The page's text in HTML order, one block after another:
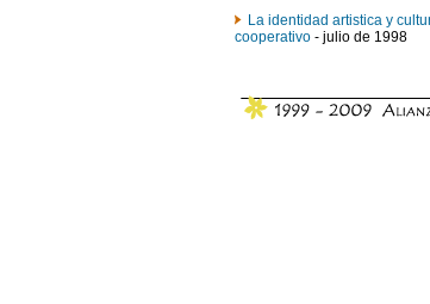
La identidad artistica y
cooperativo - julio de 1998